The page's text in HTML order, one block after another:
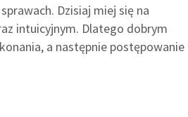
Dzisiaj miej się na
intuicyjnym. Dlatego dobrym
a następnie postępowanie